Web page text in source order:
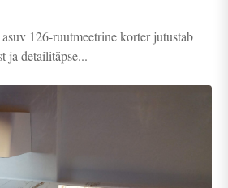
126-ruutmeetrine korter jutustab
ja detailitäpse...